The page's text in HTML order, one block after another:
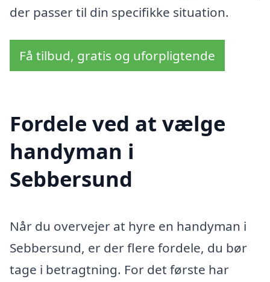
der passer til din specifikke situation.
Få tilbud, gratis og uforpligtende
Fordele ved at vælge
handyman i
Sebbersund
Når du overvejer at hyre en handyman i
Sebbersund, er der flere fordele, du bør
tage i betragtning. For det første har